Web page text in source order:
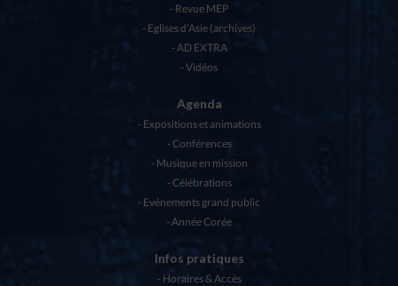
Revue MEP
Eglises d’Asie (archives)
AD EXTRA
Vidéos
Agenda
Expositions et animations
Conférences
Musique en mission
Célébrations
Evénements grand public
Année Corée
Infos pratiques
Horaires & Accès